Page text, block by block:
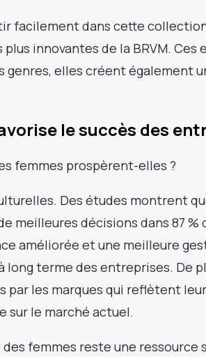
facilement dans cette
innovantes de la BRVM. Ces
elles créent également
le succès des
femmes prospèrent-elles ?
Des études montrent
meilleures décisions dans 87 %
améliorée et une meilleure
terme des entreprises. De
par les marques qui reflètent
sur le marché actuel.
femmes reste une ressource